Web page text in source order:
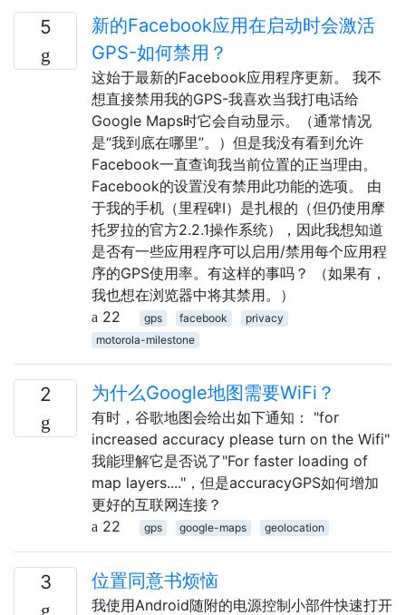
5
新的Facebook应用在启动时会激活
GPS-如何禁用？
这始于最新的Facebook应用程序更新。 我不
想直接禁用我的GPS-我喜欢当我打电话给
Google Maps时它会自动显示。（通常情况
是“我到底在哪里”。）但是我没有看到允许
Facebook一直查询我当前位置的正当理由。
Facebook的设置没有禁用此功能的选项。 由
于我的手机（里程碑I）是扎根的（但仍使用摩
托罗拉的官方2.2.1操作系统），因此我想知道
是否有一些应用程序可以启用/禁用每个应用程
序的GPS使用率。有这样的事吗？ （如果有，
我也想在浏览器中将其禁用。）
22
gps facebook
privacy
motorola-milestone
2 为什么Google地图需要WiFi？
有时，谷歌地图会给出如下通知： "for
increased accuracy please turn on the Wifi"
我能理解它是否说了"For faster loading of
map layers...."，但是accuracyGPS如何增加
更好的互联网连接？
22
gps google-maps geolocation
3 位置同意书烦恼
我使用Android随附的电源控制小部件快速打开